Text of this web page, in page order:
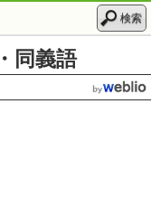
検索
同義語